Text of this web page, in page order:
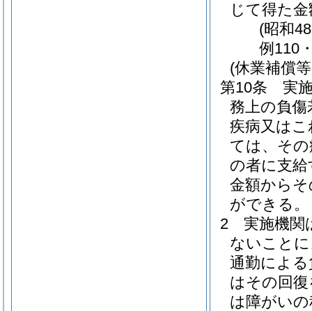
じて得た
(昭和
例110
(休業補償
第10条
実
務上の負
疾病又は
ては、そ
の者に支
金額から
ができる。
2
実施機関
ないこと
通勤によ
はその回
は障がい